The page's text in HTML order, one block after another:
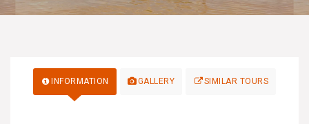
INFORMATION GALLERY SIMILAR TOURS